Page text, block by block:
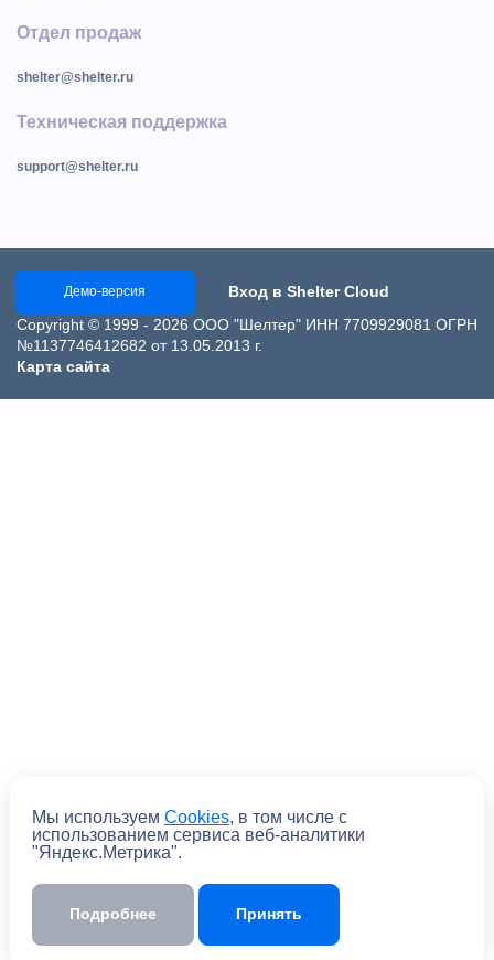
Отдел продаж
shelter@shelter.ru
Техническая поддержка
support@shelter.ru
Вход в Shelter Cloud
Демо-версия
Copyright © 1999 - 2026 ООО "Шелтер" ИНН 7709929081 ОГРН
№1137746412682 от 13.05.2013 г.
Карта сайта
Отправляя форму, высоглашаетесь
политикой обработки персональных
данных
Мы используем Cookies, в том числе с
использованием сервиса веб-аналитики
"Яндекс.Метрика".
Подробнее Принять